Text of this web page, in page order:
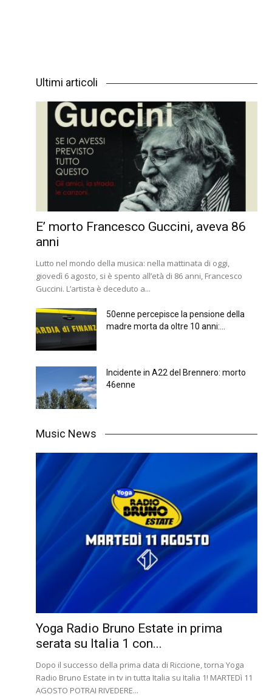
Ultimi articoli
E’ morto Francesco Guccini, aveva 86
anni
Lutto nel mondo della musica: nella mattinata di oggi,
giovedì 6 agosto, si è spento all’età di 86 anni, Francesco
Guccini. L’artista è deceduto a...
50enne percepisce la pensione della
madre morta da oltre 10 anni:...
Incidente in A22 del Brennero: morto
46enne
Music News
Yoga Radio Bruno Estate in prima
serata su Italia 1 con...
Dopo il successo della prima data di Riccione, torna Yoga
Radio Bruno Estate in tv in tutta Italia su Italia 1! MARTEDì 11
AGOSTO POTRAI RIVEDERE...